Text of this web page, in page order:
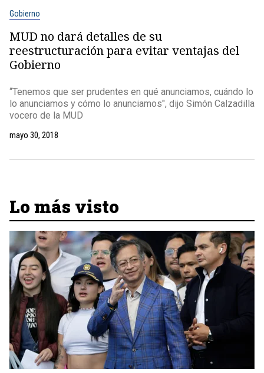
Gobierno
MUD no dará detalles de su
reestructuración para evitar ventajas del
Gobierno
“Tenemos que ser prudentes en qué anunciamos, cuándo lo
lo anunciamos y cómo lo anunciamos", dijo Simón Calzadilla
vocero de la MUD
mayo 30, 2018
Lo más visto